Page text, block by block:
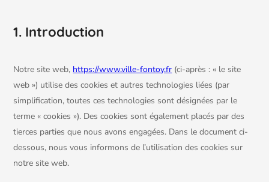
1. Introduction
Notre site web, https://www.ville-fontoy.fr (ci-après : « le site
web ») utilise des cookies et autres technologies liées (par
simplification, toutes ces technologies sont désignées par le
terme « cookies »). Des cookies sont également placés par des
tierces parties que nous avons engagées. Dans le document ci-
dessous, nous vous informons de l’utilisation des cookies sur
notre site web.